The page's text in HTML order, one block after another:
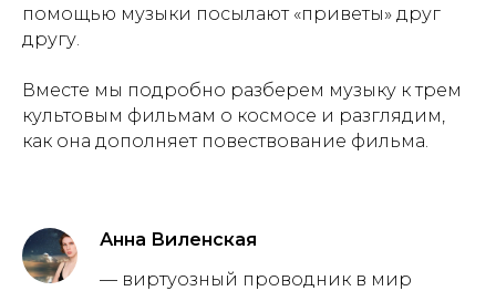
помощью музыки посылают «приветы» друг
другу.
Вместе мы подробно разберем музыку к трем
культовым фильмам о космосе и разглядим,
как она дополняет повествование фильма.
Анна Виленская
— виртуозный проводник в мир